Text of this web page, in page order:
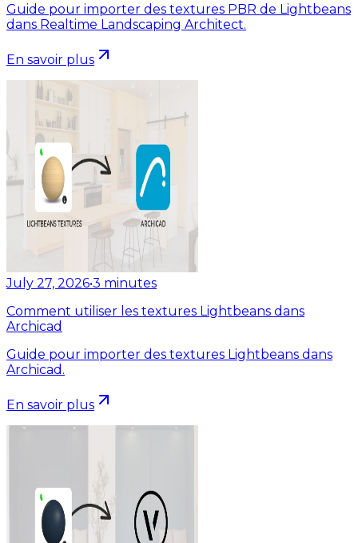
Guide pour importer des textures PBR de Lightbeans
dans Realtime Landscaping Architect.
En savoir plus
July 27, 2026•3 minutes
Comment utiliser les textures Lightbeans dans
Archicad
Guide pour importer des textures Lightbeans dans
Archicad.
En savoir plus